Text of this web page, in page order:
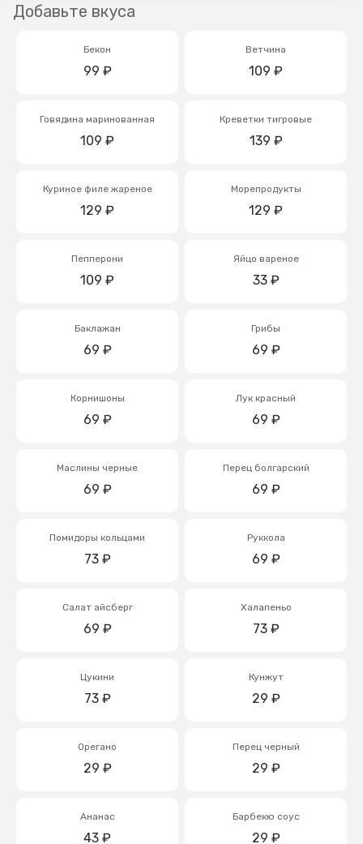
Добавьте вкуса
Бекон
99 ₽
Ветчина
109 ₽
Говядина маринованная
109 ₽
Креветки тигровые
139 ₽
Куриное филе жареное
129 ₽
Морепродукты
129 ₽
Пепперони
109 ₽
Яйцо вареное
33 ₽
Баклажан
69 ₽
Грибы
69 ₽
Корнишоны
69 ₽
Лук красный
69 ₽
Маслины черные
69 ₽
Перец болгарский
69 ₽
Помидоры кольцами
73 ₽
Руккола
69 ₽
Салат айсберг
69 ₽
Халапеньо
73 ₽
Цукини
73 ₽
Кунжут
29 ₽
Орегано
29 ₽
Перец черный
29 ₽
Ананас
43 ₽
Барбекю соус
29 ₽